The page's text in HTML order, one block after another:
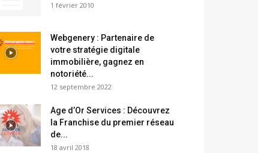
1 février 2010
Webgenery : Partenaire de
votre stratégie digitale
immobilière, gagnez en
notoriété...
12 septembre 2022
Age d’Or Services : Découvrez
la Franchise du premier réseau
de...
18 avril 2018